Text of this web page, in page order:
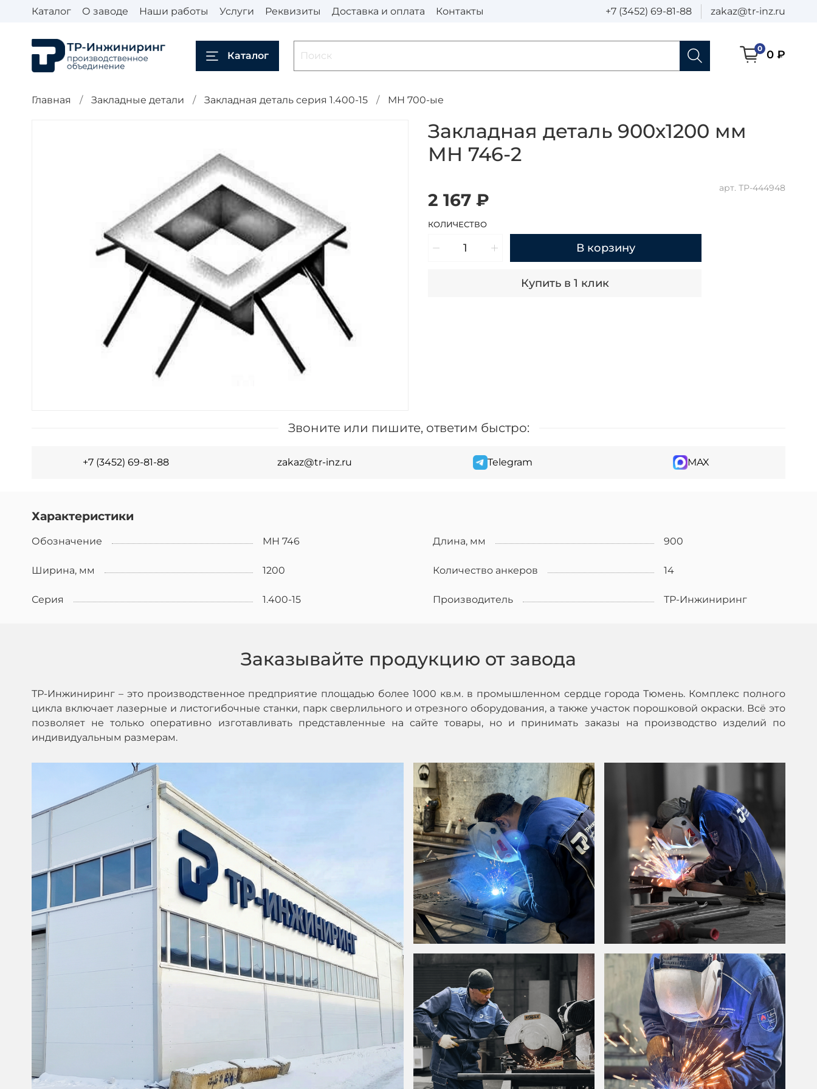
Каталог О заводе Наши работы Услуги Реквизиты Доставка и оплата Контакты +7 (3452) 69-81-88 zakaz@tr-inz.ru
Каталог
0 0 ₽
Главная Закладные детали Закладная деталь серия 1.400-15 МН 700-ые
арт. ТР-444948
Закладная деталь 900х1200 мм
МН 746-2
2 167 ₽
КОЛИЧЕСТВО
В корзину
Купить в 1 клик
Звоните или пишите, ответим быстро:
+7 (3452) 69-81-88 zakaz@tr-inz.ru Telegram MAX
Характеристики
Обозначение МН 746 Длина, мм 900
Ширина, мм 1200 Количество анкеров 14
Серия 1.400-15 Производитель ТР-Инжиниринг
Заказывайте продукцию от завода
ТР-Инжиниринг – это производственное предприятие площадью более 1000 кв.м. в промышленном сердце города Тюмень. Комплекс полного
цикла включает лазерные и листогибочные станки, парк сверлильного и отрезного оборудования, а также участок порошковой окраски. Всё это
позволяет не только оперативно изготавливать представленные на сайте товары, но и принимать заказы на производство изделий по
индивидуальным размерам.